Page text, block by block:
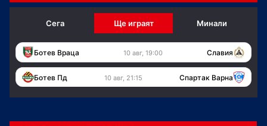
Сега Ще играят Минали
Ботев Враца 10 авг, 19:00 Славия
Ботев Пд 10 авг, 21:15 Спартак Варна